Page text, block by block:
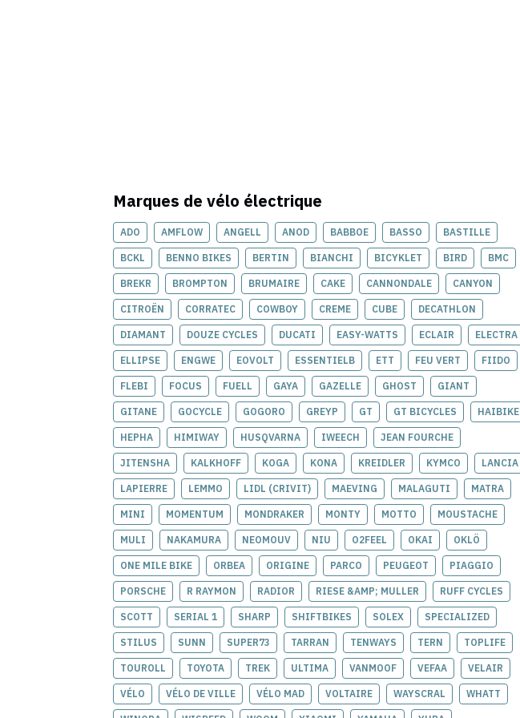
Marques de vélo électrique
ADO AMFLOW ANGELL ANOD BABBOE BASSO BASTILLE
BCKL BENNO BIKES BERTIN BIANCHI BICYKLET BIRD BMC
BREKR BROMPTON BRUMAIRE CAKE CANNONDALE CANYON
CITROËN CORRATEC COWBOY CREME CUBE DECATHLON
DIAMANT DOUZE CYCLES DUCATI EASY-WATTS ECLAIR ELECTRA
ELLIPSE ENGWE EOVOLT ESSENTIELB ETT FEU VERT FIIDO
FLEBI FOCUS FUELL GAYA GAZELLE GHOST GIANT
GITANE GOCYCLE GOGORO GREYP GT GT BICYCLES HAIBIKE
HEPHA HIMIWAY HUSQVARNA IWEECH JEAN FOURCHE
JITENSHA KALKHOFF KOGA KONA KREIDLER KYMCO LANCIA
LAPIERRE LEMMO LIDL (CRIVIT) MAEVING MALAGUTI MATRA
MINI MOMENTUM MONDRAKER MONTY MOTTO MOUSTACHE
MULI NAKAMURA NEOMOUV NIU O2FEEL OKAI OKLÖ
ONE MILE BIKE ORBEA ORIGINE PARCO PEUGEOT PIAGGIO
PORSCHE R RAYMON RADIOR RIESE &AMP; MULLER RUFF CYCLES
SCOTT SERIAL 1 SHARP SHIFTBIKES SOLEX SPECIALIZED
STILUS SUNN SUPER73 TARRAN TENWAYS TERN TOPLIFE
TOUROLL TOYOTA TREK ULTIMA VANMOOF VEFAA VELAIR
VÉLO VÉLO DE VILLE VÉLO MAD VOLTAIRE WAYSCRAL WHATT